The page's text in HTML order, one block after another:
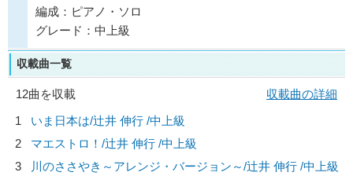
編成：ピアノ・ソロ
グレード：中上級
収載曲一覧
12曲を収載
収載曲の詳細
1
いま日本は/辻井 伸行 /中上級
2
マエストロ！/辻井 伸行 /中上級
3
川のささやき～アレンジ・バージョン～/辻井 伸行 /中上級